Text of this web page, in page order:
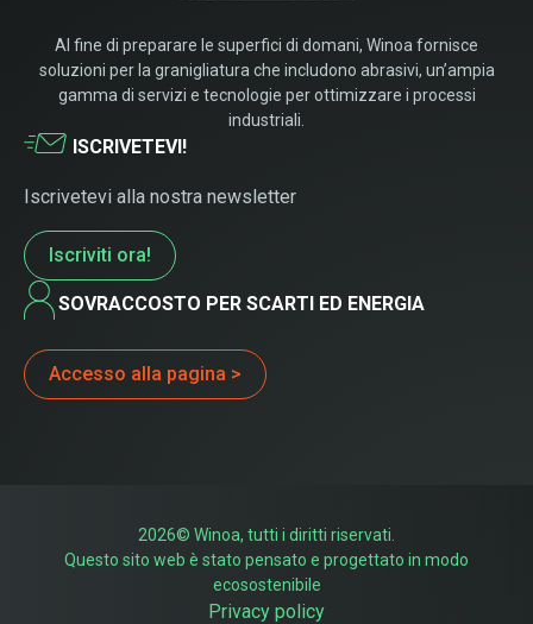
Al fine di preparare le superfici di domani, Winoa fornisce
soluzioni per la granigliatura che includono abrasivi, un’ampia
gamma di servizi e tecnologie per ottimizzare i processi
industriali.
ISCRIVETEVI!
Iscrivetevi alla nostra newsletter
Iscriviti ora!
SOVRACCOSTO PER SCARTI ED ENERGIA
Accesso alla pagina >
2026© Winoa, tutti i diritti riservati.
Questo sito web è stato pensato e progettato in modo
ecosostenibile
Privacy policy